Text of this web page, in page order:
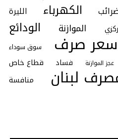
الكهرباء الليرة
الموازنة الودائع
سعر صرف سوق سوداء
عجز الموازنة فساد قطاع خاص
لبنان
منافسة